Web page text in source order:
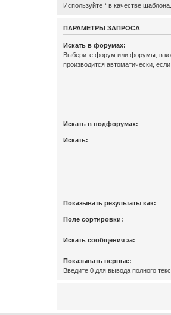
Используйте * в качестве шаблона.
ПАРАМЕТРЫ ЗАПРОСА
Искать в форумах:
Выберите форум или форумы, в
производится автоматически,
Искать в подфорумах:
Искать:
Показывать результаты как:
Поле сортировки:
Искать сообщения за:
Показывать первые:
Введите 0 для вывода полного